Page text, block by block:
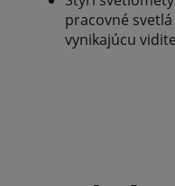
pracovné
vynikajúcu